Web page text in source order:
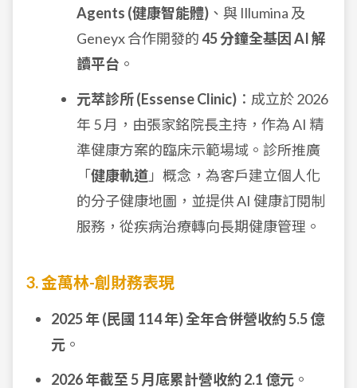
Agents (健康智能體) 、與 Illumina 及
Geneyx 合作開發的45 分鐘全基因 AI 解
讀平台 。
元萃診所 (Essense Clinic) ：成立於 2026
年 5 月，由張家銘院長主持，作為 AI 精
準健康方案的臨床示範場域。診所推廣
「健康軌道 」概念，為客戶建立個人化
的分子健康地圖，並提供 AI 健康訂閱制
服務，從疾病治療轉向長期健康管理。
3. 金萬林-創財務表現
2025 年 (民國 114 年) 全年合併營收約 5.5 億
元 。
2026 年截至 5 月底累計營收約 2.1 億元 。